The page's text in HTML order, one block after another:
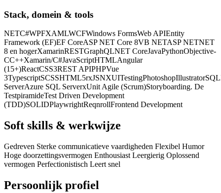
Stack, domein & tools
NETC#WPFXAMLWCFWindows FormsWeb APIEntity
Framework (EF)EF CoreASP NET Core 8VB NETASP NETNET
8 en hogerXamarinRESTGraphQLNET CoreJavaPythonObjective-
CC++Xamarin/C#JavaScriptHTMLAngular
(15+)ReactCSS3REST APIPHPVue
3TypescriptSCSSHTML5rxJSNXUITestingPhotoshopIllustratorSQL
ServerAzure SQL ServerxUnit Agile (Scrum)Storyboarding. De
TestpiramideTest Driven Development
(TDD)SOLIDPlaywrightReqnrollFrontend Development
Soft skills & werkwijze
Gedreven Sterke communicatieve vaardigheden Flexibel Humor
Hoge doorzettingsvermogen Enthousiast Leergierig Oplossend
vermogen Perfectionistisch Leert snel
Persoonlijk profiel